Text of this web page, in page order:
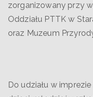
zorganizowany przy
Oddziału PTTK w
oraz Muzeum
Do udziału w